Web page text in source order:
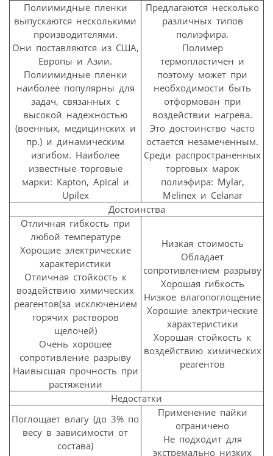
Полиимидные пленки
выпускаются несколькими
производителями.
Они поставляются из США,
Европы и Азии.
Полиимидные пленки
наиболее популярны для
задач, связанных с
высокой надежностью
(военных, медицинских и
пр.) и динамическим
изгибом. Наиболее
известные торговые
марки: Kapton, Apical и
Upilex
Предлагаются несколько
различных типов
полиэфира.
Полимер
термопластичен и
поэтому может при
необходимости быть
отформован при
воздействии нагрева.
Это достоинство часто
остается незамеченным.
Среди распространенных
торговых марок
полиэфира: Mylar,
Melinex и Celanar
Достоинства
Отличная гибкость при
любой температуре
Хорошие электрические
характеристики
Отличная стойкость к
воздействию химических
реагентов(за исключением
горячих растворов
щелочей)
Очень хорошее
сопротивление разрыву
Наивысшая прочность при
растяжении
Низкая стоимость
Обладает
сопротивлением разрыву
Хорошая гибкость
Низкое влагопоглощение
Хорошие электрические
характеристики
Хорошая стойкость к
воздействию химических
реагентов
Недостатки
Поглощает влагу (до 3% по
весу в зависимости от
состава)
Применение пайки
ограничено
Не подходит для
экстремально низких